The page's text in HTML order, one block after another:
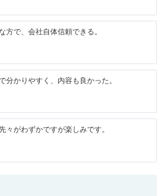
方で、会社自体信頼できる。
分かりやすく、内容も良かった。
々がわずかですが楽しみです。